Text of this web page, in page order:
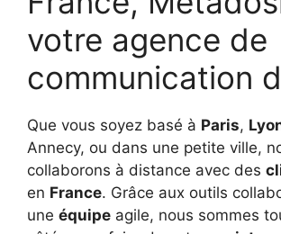
votre agence de
communication
Que vous soyez basé à Paris,
Annecy, ou dans une petite ville,
collaborons à distance avec des
en France. Grâce aux outils
une équipe agile, nous sommes